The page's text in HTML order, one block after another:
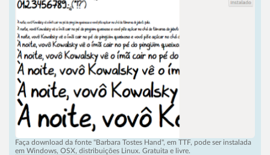
Faça download da fonte "Barbara Tostes Hand", em TTF, pode ser instalada
em Windows, OSX, distribuições Linux. Gratuita e livre.